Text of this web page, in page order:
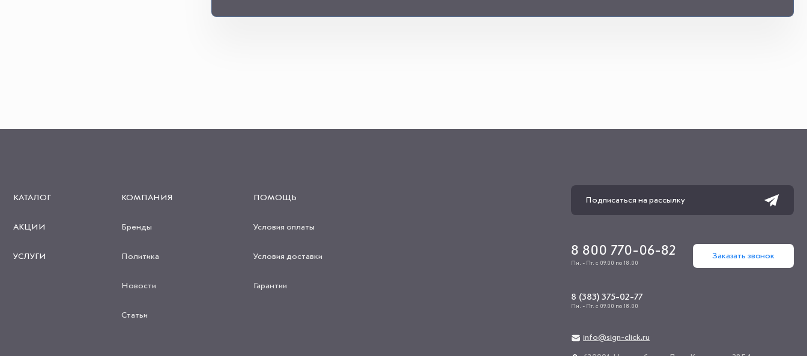
КАТАЛОГ
АКЦИИ
УСЛУГИ
КОМПАНИЯ
Бренды
Политика
Новости
Статьи
ПОМОЩЬ
Условия оплаты
Условия доставки
Гарантии
8 800 770-06-82
Пн. - Пт. с 09.00 по 18.00
Заказать звонок
8 (383) 375-02-77
Пн. - Пт. с 09.00 по 18.00
info@sign-click.ru